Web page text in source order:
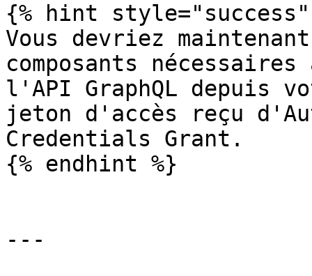
{% hint style="success"
Vous devriez
composants
l'API GraphQL depuis
jeton d'accès reçu
Credentials Grant.
{% endhint %}
---